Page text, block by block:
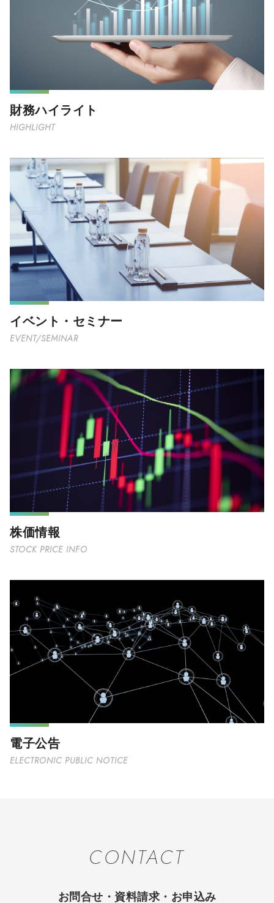
財務ハイライト
HIGHLIGHT
イベント・セミナー
EVENT/SEMINAR
株価情報
STOCK PRICE INFO
電子公告
ELECTRONIC PUBLIC NOTICE
CONTACT
お問合せ・資料請求・お申込み